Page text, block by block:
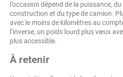
l’occasion dépend de la puissance,
construction et du type de camion.
avec le moins de kilomètres au
l’inverse, un poids lourd plus vieux
plus accessible.
À retenir